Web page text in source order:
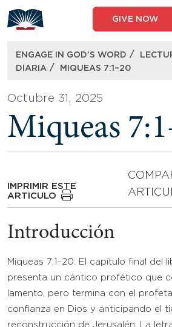
to
content
GIVE NOW
ENGAGE IN GOD’S WORD /
DIARIA / MIQUEAS 7:1–20
Octubre 31, 2025
Miqueas
IMPRIMIR ESTE
ARTICULO
Introducción
Miqueas 7:1–20: El capítulo final del
presenta un cántico profético que
lamento, pero termina con el
confianza en Dios y anticipando el
reconstrucción de Jerusalén. La